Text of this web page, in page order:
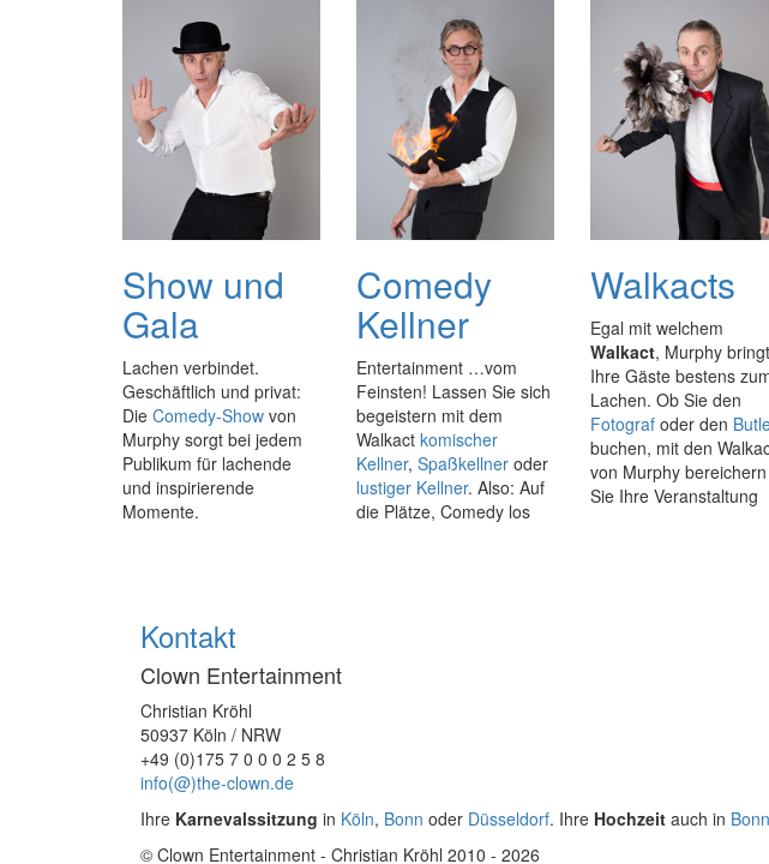
Show und
Gala
Lachen verbindet.
Geschäftlich und privat:
Die Comedy-Show von
Murphy sorgt bei jedem
Publikum für lachende
und inspirierende
Momente.
Comedy
Kellner
Entertainment …vom
Feinsten! Lassen Sie sich
begeistern mit dem
Walkact komischer
Kellner, Spaßkellner oder
lustiger Kellner. Also: Auf
die Plätze, Comedy los
Walkacts
Egal mit welchem
Walkact, Murphy bringt
Ihre Gäste bestens
Lachen. Ob Sie den
Fotograf oder den
buchen, mit den
von Murphy bereichern
Sie Ihre Veranstaltung
Kontakt
Clown Entertainment
Christian Kröhl
50937 Köln / NRW
+49 (0)175 7 0 0 0 2 5 8
info(@)the-clown.de
Ihre Karnevalssitzung in Köln, Bonn oder Düsseldorf. Ihre Hochzeit auch in Bonn
© Clown Entertainment - Christian Kröhl 2010 - 2026